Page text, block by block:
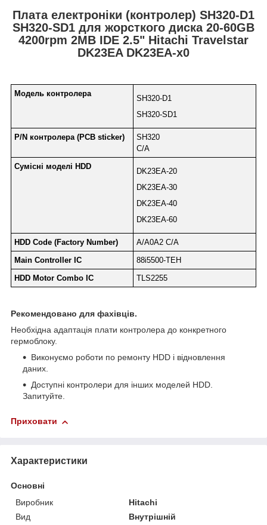
Плата електроніки (контролер) SH320-D1
SH320-SD1 для жорсткого диска 20-60GB
4200rpm 2MB IDE 2.5" Hitachi Travelstar
DK23EA DK23EA-x0
Модель контролера
SH320-D1
SH320-SD1
P/N контролера (PCB sticker)
SH320
C/A
Сумісні моделі HDD
DK23EA-20
DK23EA-30
DK23EA-40
DK23EA-60
HDD Code (Factory Number)
A/A0A2 C/A
Main Controller IC
88i5500-TEH
HDD Motor Combo IC
TLS2255
Рекомендовано для фахівців.
Необхідна адаптація плати контролера до конкретного
гермоблоку.
Виконуємо роботи по ремонту HDD і відновлення
даних.
Доступні контролери для інших моделей HDD.
Запитуйте.
Приховати
Характеристики
Основні
Виробник
Hitachi
Вид
Внутрішній